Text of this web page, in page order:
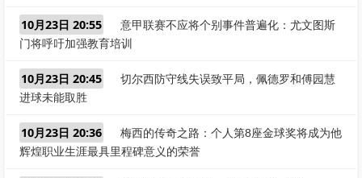
10月23日 20:55
意甲联赛不应将个别事件普遍化：尤文图斯
门将呼吁加强教育培训
10月23日 20:45
切尔西防守线失误致平局，佩德罗和傅园慧
进球未能取胜
10月23日 20:36
梅西的传奇之路：个人第8座金球奖将成为他
辉煌职业生涯最具里程碑意义的荣誉